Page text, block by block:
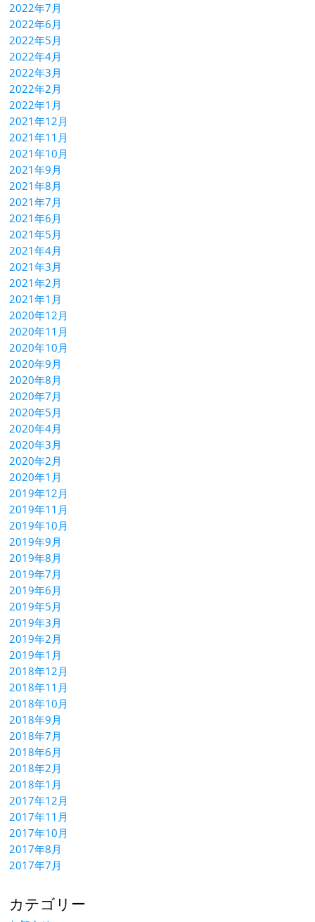
2022年7月
2022年6月
2022年5月
2022年4月
2022年3月
2022年2月
2022年1月
2021年12月
2021年11月
2021年10月
2021年9月
2021年8月
2021年7月
2021年6月
2021年5月
2021年4月
2021年3月
2021年2月
2021年1月
2020年12月
2020年11月
2020年10月
2020年9月
2020年8月
2020年7月
2020年5月
2020年4月
2020年3月
2020年2月
2020年1月
2019年12月
2019年11月
2019年10月
2019年9月
2019年8月
2019年7月
2019年6月
2019年5月
2019年3月
2019年2月
2019年1月
2018年12月
2018年11月
2018年10月
2018年9月
2018年7月
2018年6月
2018年2月
2018年1月
2017年12月
2017年11月
2017年10月
2017年8月
2017年7月
カテゴリー